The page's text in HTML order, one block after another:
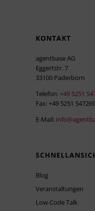
KONTAKT
agentbase AG
Eggertstr. 7
33100 Paderborn
Telefon: +49 5251
Fax: +49 5251
E-Mail:
Blog
Veranstaltungen
Low-Code Talk